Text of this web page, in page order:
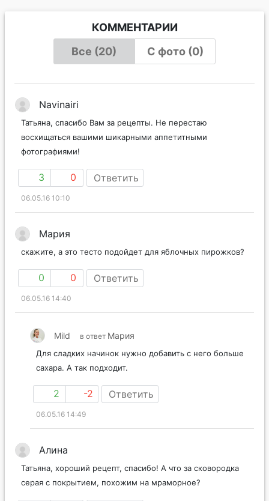
КОММЕНТАРИИ
Все (20)
С фото (0)
Navinairi
Татьяна, спасибо Вам за рецепты. Не перестаю
восхищаться вашими шикарными аппетитными
фотографиями!
3 0 Ответить
06.05.16 10:10
Мария
скажите, а это тесто подойдет для яблочных пирожков?
0 0 Ответить
06.05.16 14:40
Mild в ответ Мария
Для сладких начинок нужно добавить с него больше
сахара. А так подходит.
2 -2 Ответить
06.05.16 14:49
Алина
Татьяна, хороший рецепт, спасибо! А что за сковородка
серая с покрытием, похожим на мраморное?